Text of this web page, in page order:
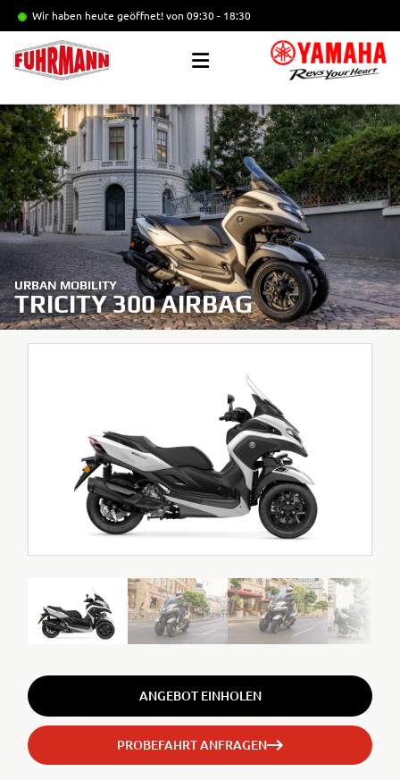
Wir haben heute geöffnet!von 09:30 - 18:30
URBAN MOBILITY
TRICITY 300 AIRBAG
ANGEBOT EINHOLEN
PROBEFAHRT ANFRAGEN